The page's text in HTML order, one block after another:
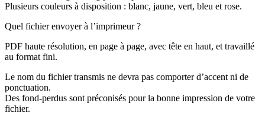
Plusieurs couleurs à disposition : blanc, jaune, vert, bleu et rose.
Quel fichier envoyer à l’imprimeur ?
PDF haute résolution, en page à page, avec tête en haut, et travaillé
au format fini.
Le nom du fichier transmis ne devra pas comporter d’accent ni de
ponctuation.
Des fond-perdus sont préconisés pour la bonne impression de votre
fichier.